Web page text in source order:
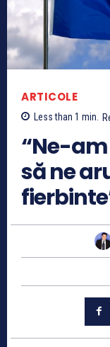
ARTICOLE
Less than 1 min.
“Ne-
să ne